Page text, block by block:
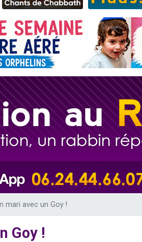
nous rejoindre sur WhatsApp
nous rejoindre sur WhatsApp
de faire un don pour 5 jours de vacances aux
Maasser
demander une bénédiction
nous rejoindre sur WhatsApp
de faire un don pour Sauvez la jambe de
étudier en groupe sur Zoom
nous rejoindre sur WhatsApp
nous rejoindre sur WhatsApp
nous rejoindre sur WhatsApp
mari avec un Goy !
Goy !